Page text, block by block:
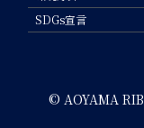
SDGs宣言
© AOYAMA